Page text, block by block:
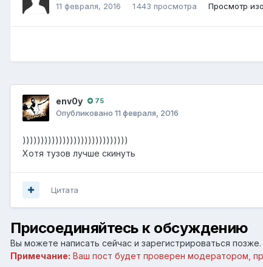
11 февраля, 2016 1 443 просмотра Просмотр
env0y 75
Опубликовано 11 февраля, 2016
)))))))))))))))))))))))))))))
Хотя тузов лучше скинуть
Цитата
Присоединяйтесь к обсуждению
Вы можете написать сейчас и зарегистрироваться позже.
Примечание: Ваш пост будет проверен модератором,